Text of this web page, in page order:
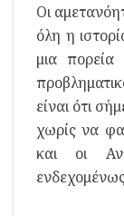
Οι
όλη η
μια
είναι ότι
χωρίς να
και οι